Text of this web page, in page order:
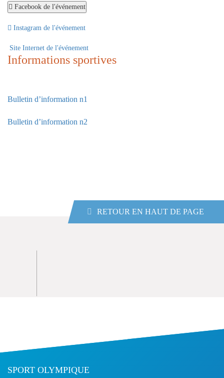
Facebook de l'événement
Instagram de l'événement
Site Internet de l'événement
Informations sportives
Bulletin d’information n1
Bulletin d’information n2
RETOUR EN HAUT DE PAGE
SPORT OLYMPIQUE